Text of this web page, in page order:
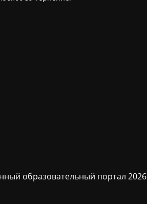
образовательный портал 2026